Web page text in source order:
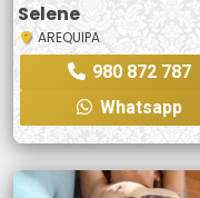
Selene
AREQUIPA
980 872 787
Whatsapp